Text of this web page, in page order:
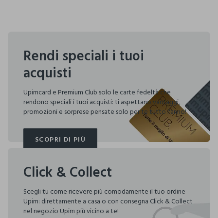
Rendi speciali i tuoi
acquisti
Upimcard e Premium Club solo le carte fedeltà che
rendono speciali i tuoi acquisti: ti aspettano vantaggi,
promozioni e sorprese pensate solo per te tutto l'anno!
SCOPRI DI PIÙ
SCOPRI DI PIÙ
Click & Collect
Scegli tu come ricevere più comodamente il tuo ordine
Upim: direttamente a casa o con consegna Click & Collect
nel negozio Upim più vicino a te!